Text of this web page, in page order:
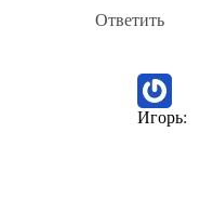
Ответить
Игорь: